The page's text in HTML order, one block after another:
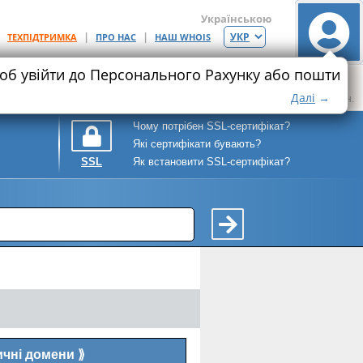
ТЕХПІДТРИМКА | ПРО НАС | НАШ WHOIS
Українською
Ціна Хостинг Місце на SSD Ціна
208.25 грн.
SSL
Чому потрібен SSL-сертифікат?
Які сертифікати бувають?
Як встановити SSL-сертифікат?
увійти до Персонального Рахунку або пошти
Далі →
домени ⟫